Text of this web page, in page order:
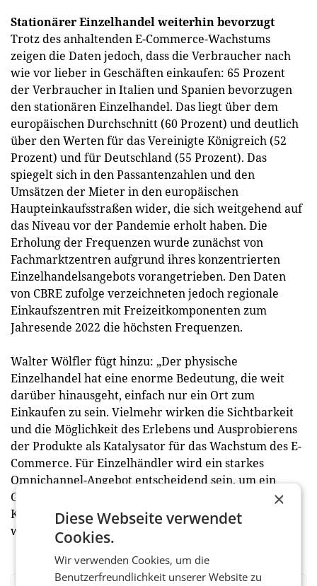
Stationärer Einzelhandel weiterhin bevorzugt
Trotz des anhaltenden E-Commerce-Wachstums
zeigen die Daten jedoch, dass die Verbraucher nach
wie vor lieber in Geschäften einkaufen: 65 Prozent
der Verbraucher in Italien und Spanien bevorzugen
den stationären Einzelhandel. Das liegt über dem
europäischen Durchschnitt (60 Prozent) und deutlich
über den Werten für das Vereinigte Königreich (52
Prozent) und für Deutschland (55 Prozent). Das
spiegelt sich in den Passantenzahlen und den
Umsätzen der Mieter in den europäischen
Haupteinkaufsstraßen wider, die sich weitgehend auf
das Niveau vor der Pandemie erholt haben. Die
Erholung der Frequenzen wurde zunächst von
Fachmarktzentren aufgrund ihres konzentrierten
Einzelhandelsangebots vorangetrieben. Den Daten
von CBRE zufolge verzeichneten jedoch regionale
Einkaufszentren mit Freizeitkomponenten zum
Jahresende 2022 die höchsten Frequenzen.
Walter Wölfler fügt hinzu: „Der physische
Einzelhandel hat eine enorme Bedeutung, die weit
darüber hinausgeht, einfach nur ein Ort zum
Einkaufen zu sein. Vielmehr wirken die Sichtbarkeit
und die Möglichkeit des Erlebens und Ausprobierens
der Produkte als Katalysator für das Wachstum des E-
Commerce. Für Einzelhändler wird ein starkes
Omnichannel-Angebot entscheidend sein, um ein
Gleichgewicht zwischen ihren Online- und Offline-
Kanälen zu erreichen, da sich der Einzelhandel
weiterentwickelt.“
×
Diese Webseite verwendet
Cookies.
Wir verwenden Cookies, um die
Benutzerfreundlichkeit unserer Website zu